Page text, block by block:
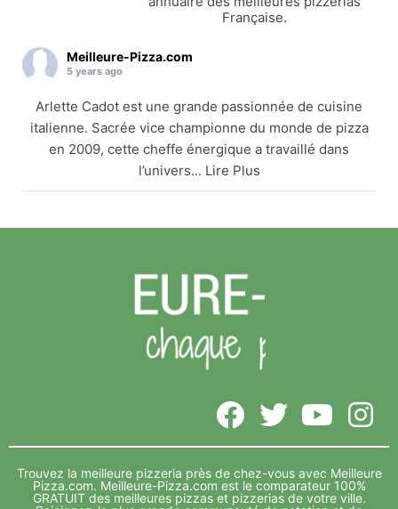
Française.
Meilleure-Pizza.com
5 years ago
Arlette Cadot est une grande passionnée de cuisine
italienne. Sacrée vice championne du monde de pizza
en 2009, cette cheffe énergique a travaillé dans
l’univers... Lire Plus
meilleure-pizza.com
pizza en 2009, cette cheffe énergique a travaillé
dans l’univers... Lire Plus
Partager
Vide depuis de nombreux mois, l’ancien complexe Foot
3 indoor, sur la zone de Décathlon Lavau, va accueillir le
complexe... Lire Plus
Trouvez la meilleure pizzeria près de chez-vous avec Meilleure
Pizza.com. Meilleure-Pizza.com est le comparateur 100%
GRATUIT des meilleures pizzas et pizzerias de votre ville.